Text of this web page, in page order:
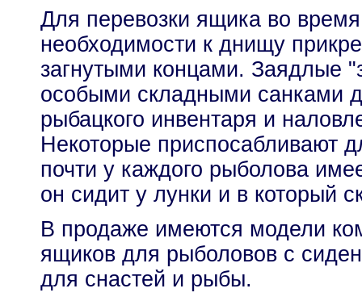
Для перевозки ящика во
необходимости к днищу
загнутыми концами. Заядлые
особыми складными санками
рыбацкого инвентаря и
Некоторые приспосабливают
почти у каждого рыболова
он сидит у лунки и в который
В продаже имеются модели
ящиков для рыболовов с
для снастей и рыбы.